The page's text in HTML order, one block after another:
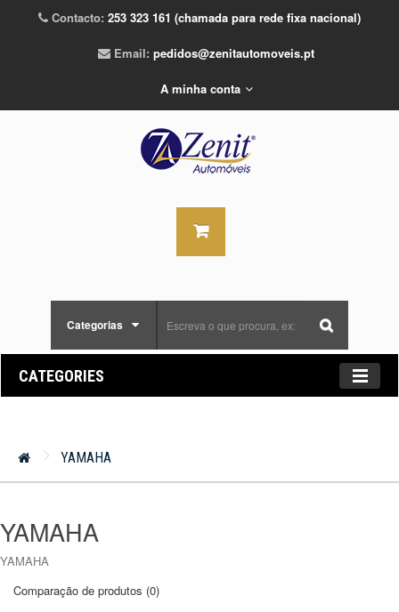
Contacto: 253 323 161 (chamada para rede fixa nacional)
Email: pedidos@zenitautomoveis.pt
A minha conta
Categorias
CATEGORIES
YAMAHA
YAMAHA
YAMAHA
Comparação de produtos (0)